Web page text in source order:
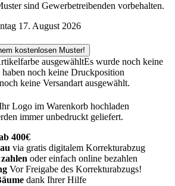
sind Gewerbetreibenden vorbehalten.
17. August 2026
kostenlosen Muster!
ausgewähltEs wurde noch keine
haben noch keine Druckposition
keine Versandart ausgewählt.
Logo im Warenkorb hochladen
immer unbedruckt geliefert.
400€
via gratis digitalem Korrekturabzug
oder einfach online bezahlen
Vor Freigabe des Korrekturabzugs!
dank Ihrer Hilfe